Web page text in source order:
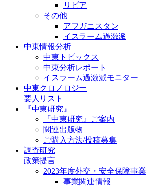
リビア
その他
アフガニスタン
イスラーム過激派
中東情報分析
中東トピックス
中東分析レポート
イスラーム過激派モニター
中東クロノロジー
要人リスト
『中東研究』
『中東研究』ご案内
関連出版物
ご購入方法/投稿募集
調査研究
政策提言
2023年度外交・安全保障事業
事業関連情報